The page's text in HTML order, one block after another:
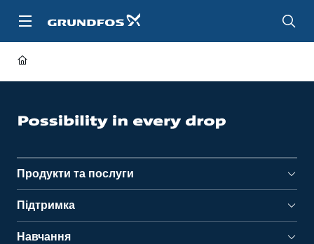
Продукти та послуги
Підтримка
Навчання